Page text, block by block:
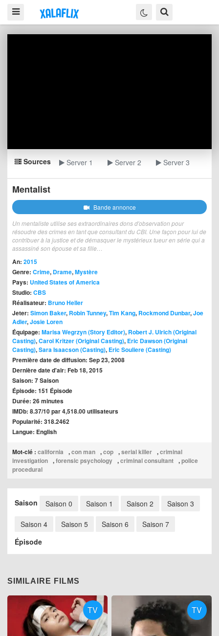
Sources Server 1 Server 2 Server 3
Mentalist
Bande annonce
Un mentaliste utilise ses extraordinaires dons d'observation pour
résoudre des crimes en tant que consultant du CBI. Une façon pour lui de
contribuer à la justice et de démasquer le mystérieux tueur en série qui a
assassiné son épouse et sa fille…
An: 2015
Genre: Crime, Drame,Mystère
Pays: United States of America
Studio: CBS
Réalisateur: Bruno Heller
Jeter: Simon Baker, Robin Tunney,Tim Kang, Rockmond Dunbar,Joe
Adler,Josie Loren
Équipage: Marisa Wegrzyn (Story Editor), Robert J. Ulrich (Original
Casting),Carol Kritzer (Original Casting), Eric Dawson (Original
Casting),Sara Isaacson (Casting), Eric Souliere (Casting)
Première date de diffusion: Sep 23, 2008
Dernière date d'air: Feb 18, 2015
Saison: 7 Saison
Épisode: 151 Épisode
Durée: 26 minutes
IMDb: 8.37/10 par 4,518.00 utilisateurs
Popularité: 318.2462
Langue: English
Mot-clé : california ,con man ,cop ,serial killer ,criminal
investigation ,forensic psychology ,criminal consultant ,police
procedural
Saison Saison 0 Saison 1 Saison 2 Saison 3
Saison 4 Saison 5 Saison 6
Saison 7
Épisode
SIMILAIRE FILMS
TV TV